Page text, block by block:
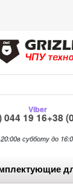
044 19 16
Viber
+38
в субботу до